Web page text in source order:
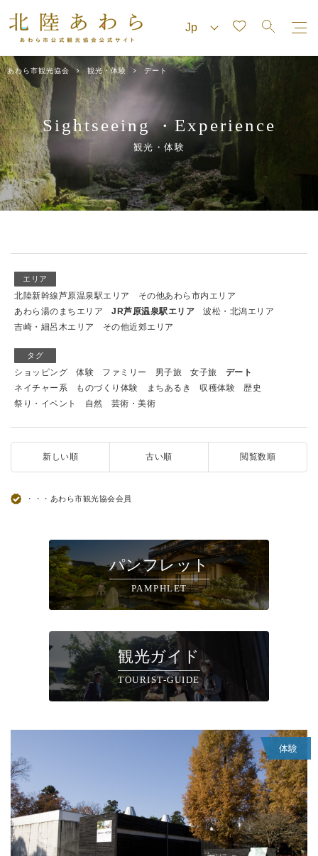
あわら市観光協会 観光・体験 デート
Sightseeing・ Experience
観光・体験
エリア
北陸新幹線芦原温泉駅エリア
その他あわら市内エリア
あわら湯のまちエリア
JR芦原温泉駅エリア
波松・北潟エリア
吉崎・細呂木エリア
その他近郊エリア
タグ
ショッピング 体験 ファミリー 男子旅 女子旅
デート
ネイチャー系
ものづくり体験 まちあるき 収穫体験
歴史
祭り・イベント
自然 芸術・美術
新しい順 古い順 閲覧数順
・・・あわら市観光協会会員
パンフレット
PAMPHLET
観光ガイド
TOURIST-GUIDE
体験